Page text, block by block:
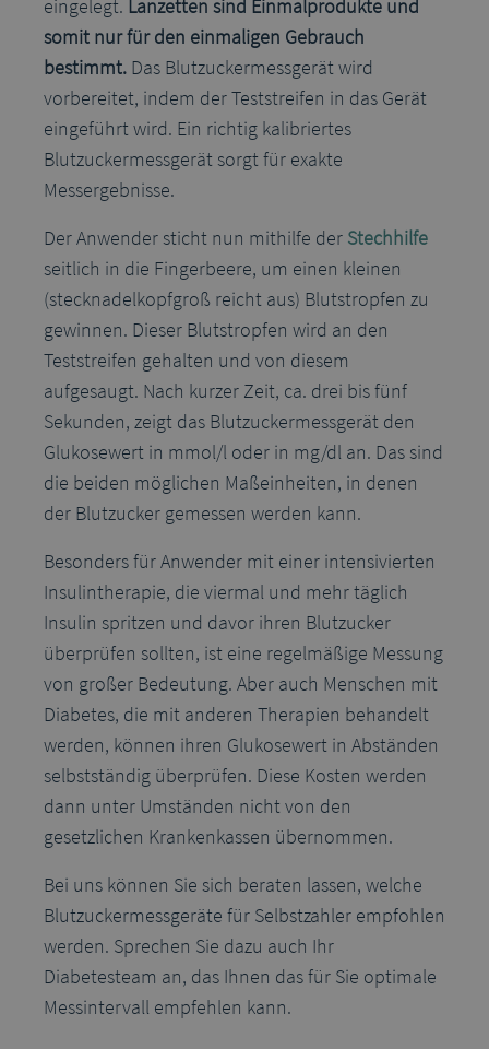
eingelegt. Lanzetten sind Einmalprodukte und
somit nur für den einmaligen Gebrauch
bestimmt. Das Blutzuckermessgerät wird
vorbereitet, indem der Teststreifen in das Gerät
eingeführt wird. Ein richtig kalibriertes
Blutzuckermessgerät sorgt für exakte
Messergebnisse.
Der Anwender sticht nun mithilfe der Stechhilfe
seitlich in die Fingerbeere, um einen kleinen
(stecknadelkopfgroß reicht aus) Blutstropfen zu
gewinnen. Dieser Blutstropfen wird an den
Teststreifen gehalten und von diesem
aufgesaugt. Nach kurzer Zeit, ca. drei bis fünf
Sekunden, zeigt das Blutzuckermessgerät den
Glukosewert in mmol/l oder in mg/dl an. Das sind
die beiden möglichen Maßeinheiten, in denen
der Blutzucker gemessen werden kann.
Besonders für Anwender mit einer intensivierten
Insulintherapie, die viermal und mehr täglich
Insulin spritzen und davor ihren Blutzucker
überprüfen sollten, ist eine regelmäßige Messung
von großer Bedeutung. Aber auch Menschen mit
Diabetes, die mit anderen Therapien behandelt
werden, können ihren Glukosewert in Abständen
selbstständig überprüfen. Diese Kosten werden
dann unter Umständen nicht von den
gesetzlichen Krankenkassen übernommen.
Bei uns können Sie sich beraten lassen, welche
Blutzuckermessgeräte für Selbstzahler empfohlen
werden. Sprechen Sie dazu auch Ihr
Diabetesteam an, das Ihnen das für Sie optimale
Messintervall empfehlen kann.